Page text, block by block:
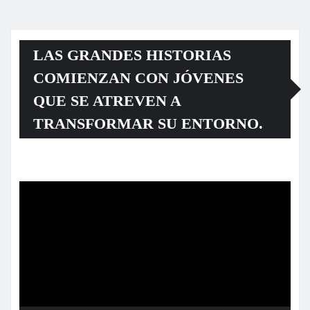
LAS GRANDES HISTORIAS
COMIENZAN CON JÓVENES
QUE SE ATREVEN A
TRANSFORMAR SU ENTORNO.